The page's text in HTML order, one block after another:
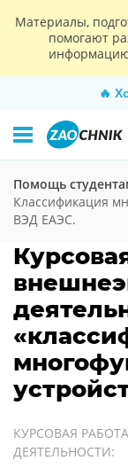
Материалы,
помогают
🔥
Помощь
Классификация
ВЭД ЕАЭС.
КУРСОВАЯ
ДЕЯТЕЛЬНОСТИ: